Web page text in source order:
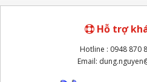
Hỗ trợ
Hotline : 0948 870
Email: